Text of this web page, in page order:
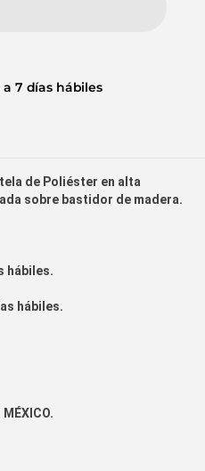
a 7 días hábiles
de Poliéster en alta
sobre bastidor de madera.
hábiles.
hábiles.
MÉXICO.